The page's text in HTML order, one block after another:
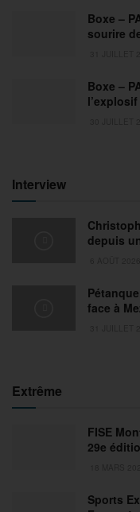
Boxe –
sourire
Boxe –
Interview
depuis
face à
Extrême
FISE
29e
Sports